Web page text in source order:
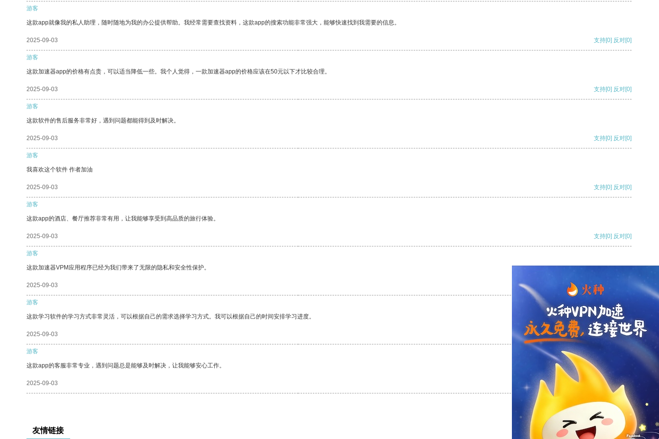
游客
这款app就像我的私人助理，随时随地为我的办公提供帮助。我经常需要查找资料，这款app的搜索功能非常强大，能够快速找到我需要的信息。
2025-09-03 支持[0] 反对[0]
游客
这款加速器app的价格有点贵，可以适当降低一些。我个人觉得，一款加速器app的价格应该在50元以下才比较合理。
2025-09-03 支持[0] 反对[0]
游客
这款软件的售后服务非常好，遇到问题都能得到及时解决。
2025-09-03 支持[0] 反对[0]
游客
我喜欢这个软件 作者加油
2025-09-03 支持[0] 反对[0]
游客
这款app的酒店、餐厅推荐非常有用，让我能够享受到高品质的旅行体验。
2025-09-03 支持[0] 反对[0]
游客
这款加速器VPM应用程序已经为我们带来了无限的隐私和安全性保护。
2025-09-03 支持
游客
这款学习软件的学习方式非常灵活，可以根据自己的需求选择学习方式。我可以根据自己的时间安排学习进度。
2025-09-03 支持[0] 反对[0]
游客
这款app的客服非常专业，遇到问题总是能够及时解决，让我能够安心工作。
2025-09-03 支持[0] 反对[0]
友情链接